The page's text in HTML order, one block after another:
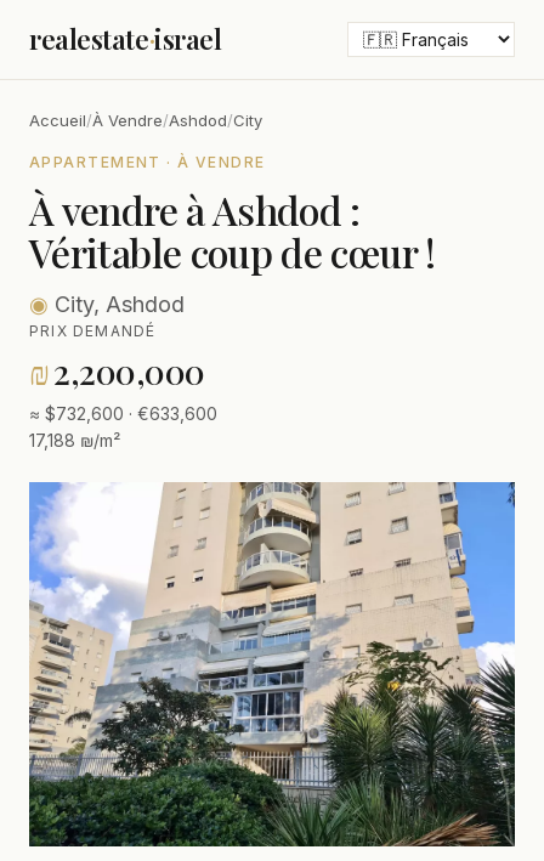
realestate·israel
Accueil/À Vendre/Ashdod/City
APPARTEMENT · À VENDRE
À vendre à Ashdod :
Véritable coup de cœur !
◉ City, Ashdod
PRIX DEMANDÉ
₪2,200,000
≈ $732,600 · €633,600
17,188 ₪/m²